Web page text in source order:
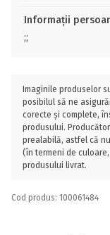
Informații
;;
Imaginile produselor
posibilul să ne
corecte și complete,
produsului.
prealabilă, astfel că
(în termeni de
produsului livrat.
Cod produs: 100061484